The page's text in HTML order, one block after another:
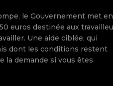
le Gouvernement met en
euros destinée aux
Une aide ciblée, qui
dont les conditions restent
la demande si vous êtes